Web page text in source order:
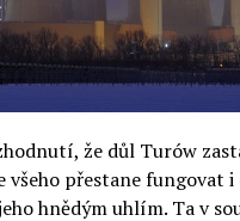
bublinu šílenců, kteří mu
ptát na podrobnosti,“ řekl
týdeníku Do Rzeczy a
vedení státního
10 plemenných koní
médii
PiS se 14 koní prodalo
že důl Turów
všeho přestane fungovat
hnědým uhlím. Ta v